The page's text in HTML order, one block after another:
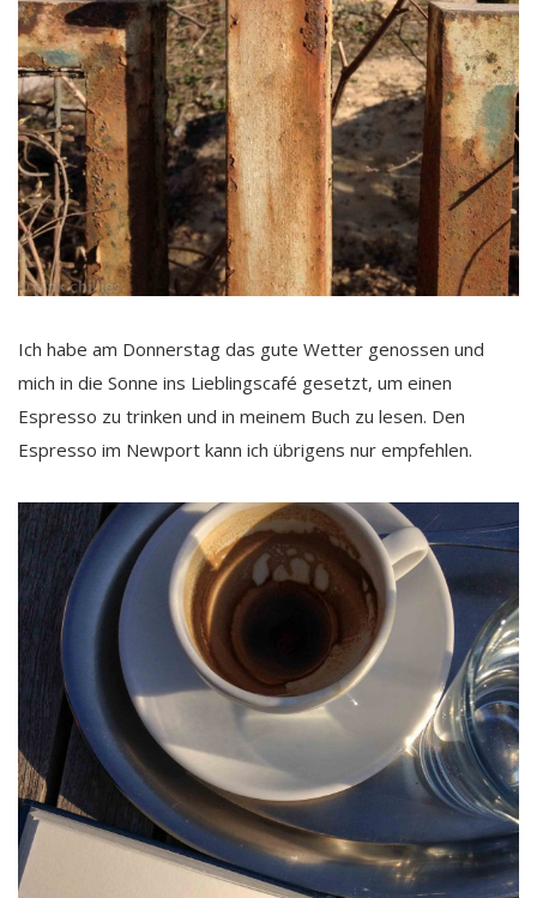
Ich habe am Donnerstag das gute Wetter genossen und
mich in die Sonne ins Lieblingscafé gesetzt, um einen
Espresso zu trinken und in meinem Buch zu lesen. Den
Espresso im Newport kann ich übrigens nur empfehlen.